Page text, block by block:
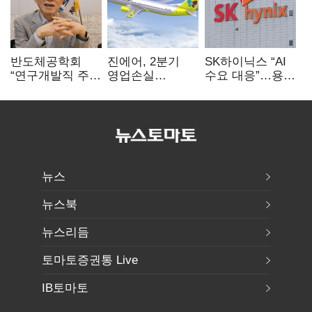
반도체공학회
“연구개발직 주
개선해야”
진에어, 2분기
영업손실
상승 여파
SK하이닉스 “AI
수요 대응”…용인
투자
뉴스
뉴스북
뉴스리듬
토마토증권통 Live
IB토마토